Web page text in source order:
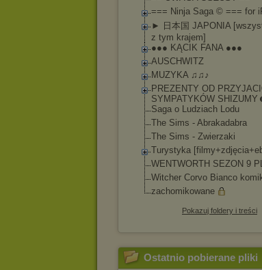
=== Ninja Saga © === for
► 日本国 JAPONIA
z tym krajem]
●●● KĄCIK FANA ●●●
AUSCHWITZ
MUZYKA ♫♫♪
PREZENTY OD
SYMPATYKÓW
Saga o Ludziach Lodu
The Sims - Abrakadabra
The Sims - Zwierzaki
Turystyka
WENTWORTH SEZON 9
Witcher Corvo Bianco
zachomikowane
Pokazuj foldery i treści
Ostatnio pobierane pliki